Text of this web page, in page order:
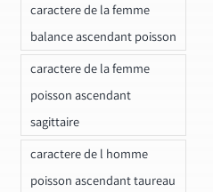
caractere de la femme
balance ascendant poisson
caractere de la femme
poisson ascendant
sagittaire
caractere de l homme
poisson ascendant taureau